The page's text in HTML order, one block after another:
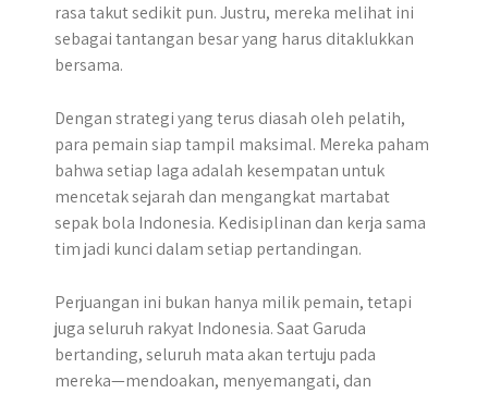
rasa takut sedikit pun. Justru, mereka melihat ini
sebagai tantangan besar yang harus ditaklukkan
bersama.
Dengan strategi yang terus diasah oleh pelatih,
para pemain siap tampil maksimal. Mereka paham
bahwa setiap laga adalah kesempatan untuk
mencetak sejarah dan mengangkat martabat
sepak bola Indonesia. Kedisiplinan dan kerja sama
tim jadi kunci dalam setiap pertandingan.
Perjuangan ini bukan hanya milik pemain, tetapi
juga seluruh rakyat Indonesia. Saat Garuda
bertanding, seluruh mata akan tertuju pada
mereka—mendoakan, menyemangati, dan